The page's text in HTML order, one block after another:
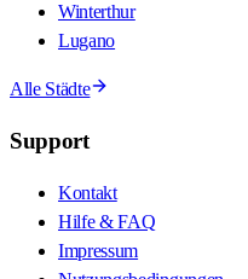
Winterthur
Lugano
Alle Städte
Support
Kontakt
Hilfe & FAQ
Impressum